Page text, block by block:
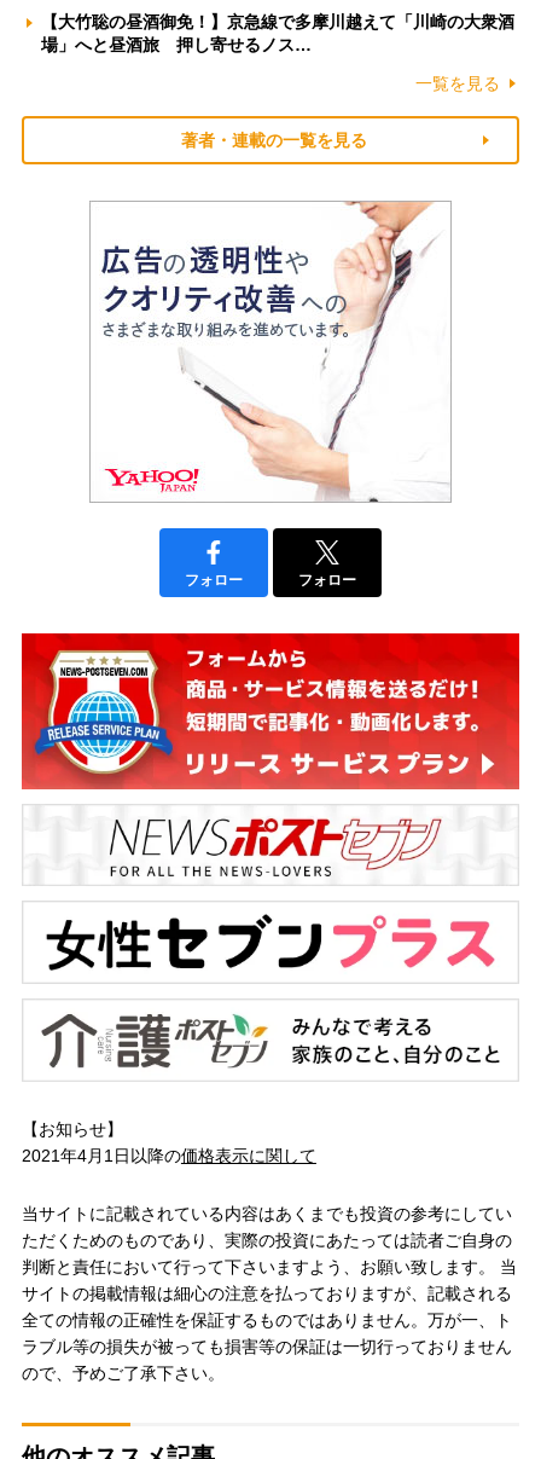
【大竹聡の昼酒御免！】京急線で多摩川越えて「川崎の大衆酒
場」へと昼酒旅 押し寄せるノス…
一覧を見る
著者・連載の一覧を見る
フォロー フォロー
【お知らせ】
2021年4月1日以降の価格表示に関して
当サイトに記載されている内容はあくまでも投資の参考にしてい
ただくためのものであり、実際の投資にあたっては読者ご自身の
判断と責任において行って下さいますよう、お願い致します。 当
サイトの掲載情報は細心の注意を払っておりますが、記載される
全ての情報の正確性を保証するものではありません。万が一、ト
ラブル等の損失が被っても損害等の保証は一切行っておりません
ので、予めご了承下さい。